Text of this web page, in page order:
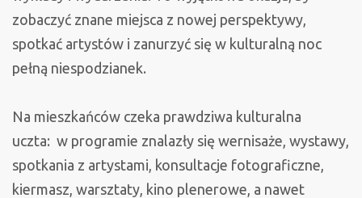
zobaczyć znane miejsca z nowej perspektywy,
spotkać artystów i zanurzyć się w kulturalną noc
pełną niespodzianek.
Na mieszkańców czeka prawdziwa kulturalna
uczta: w programie znalazły się wernisaże, wystawy,
spotkania z artystami, konsultacje fotograficzne,
kiermasz, warsztaty, kino plenerowe, a nawet